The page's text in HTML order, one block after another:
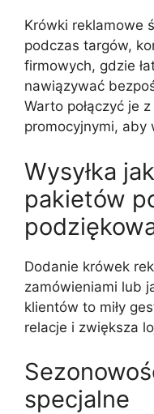
Krówki reklamowe
podczas targów,
firmowych, gdzie
nawiązywać
Warto połączyć je
promocyjnymi, aby
Wysyłka
pakietów
Dodanie krówek
zamówieniami lub
klientów to miły
relacje i zwiększa
specjalne